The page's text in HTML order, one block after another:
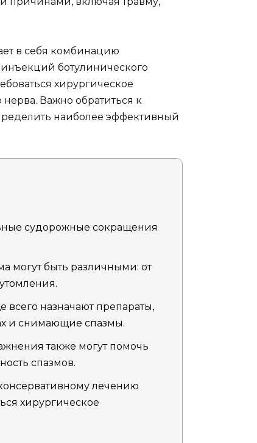
в себя комбинацию
ботулинического
хирургическое
Важно обратиться к
наиболее эффективный
судорожные сокращения
могут быть различными: от
назначают препараты,
и снимающие спазмы.
также могут помочь
спазмов.
лечению
хирургическое